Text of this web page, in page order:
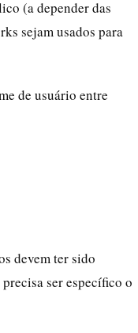
(a depender das
sejam usados para
de usuário entre
devem ter sido
ser específico o